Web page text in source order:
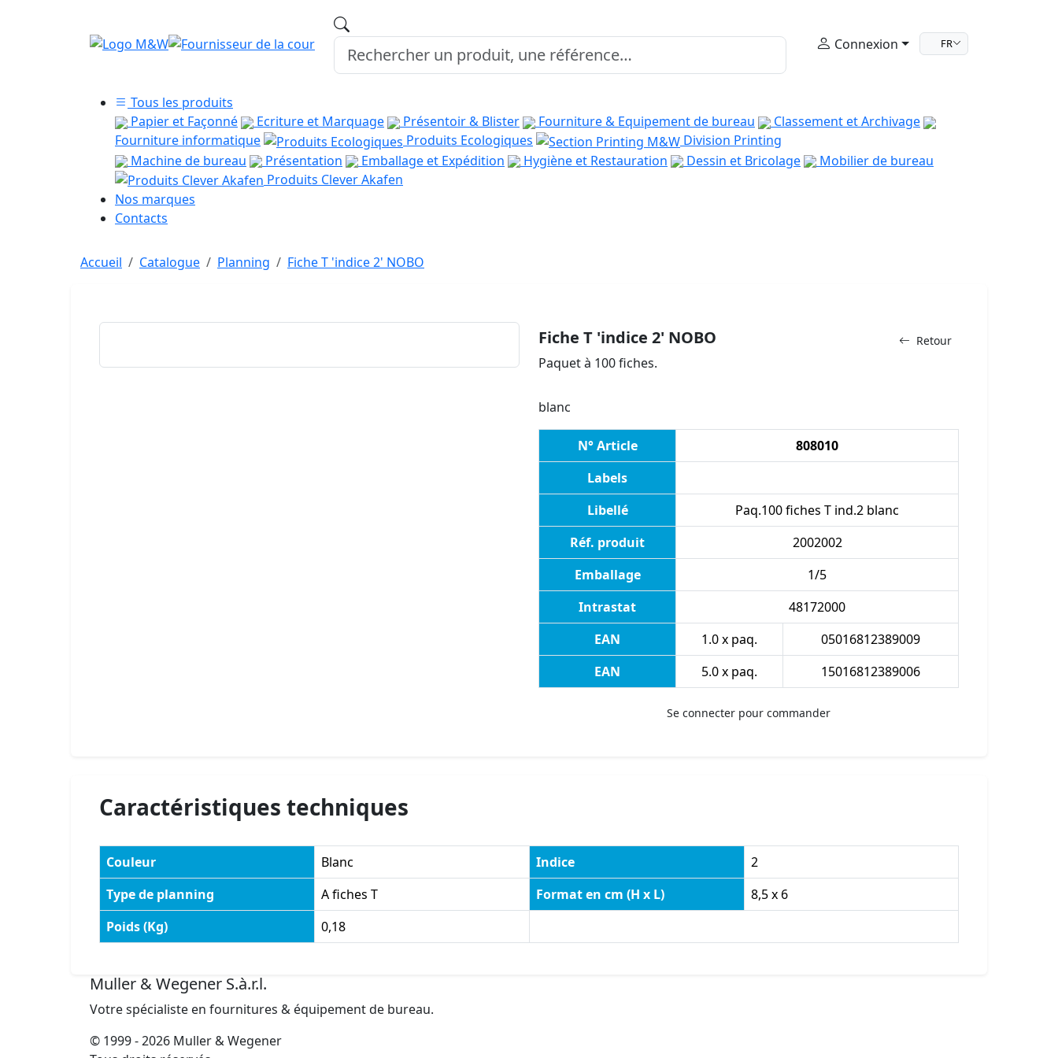
Connexion FR
Tous les produits
Papier et Façonné
Ecriture et Marquage Présentoir & Blister Fourniture & Equipement de bureau
Classement et Archivage
Fourniture informatique
Produits Ecologiques
Division Printing
Machine de bureau
Présentation Emballage et Expédition Hygiène et Restauration Dessin et Bricolage
Mobilier de bureau
Produits Clever Akafen
Nos marques
Contacts
Accueil Catalogue Planning Fiche T 'indice 2' NOBO
Retour
Fiche T 'indice 2' NOBO
Paquet à 100 fiches.
blanc
N° Article
808010
Labels
Libellé
Paq.100 fiches T ind.2 blanc
Réf. produit
2002002
Emballage
1/5
Intrastat
48172000
EAN
1.0 x paq.
05016812389009
EAN
5.0 x paq. 15016812389006
Se connecter pour commander
Caractéristiques techniques
Couleur Blanc Indice
2
Type de planning
A fiches T Format en cm (H x L)
8,5 x 6
Poids (Kg)
0,18
Muller & Wegener S.à.r.l.
Votre spécialiste en fournitures & équipement de bureau.
© 1999 - 2026 Muller & Wegener